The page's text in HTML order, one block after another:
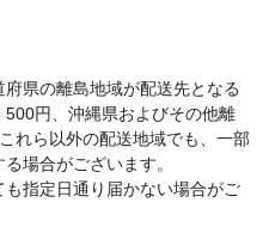
県の離島地域が配送先となる
円、沖縄県およびその他離
れら以外の配送地域でも、一部
場合がございます。
指定日通り届かない場合がご